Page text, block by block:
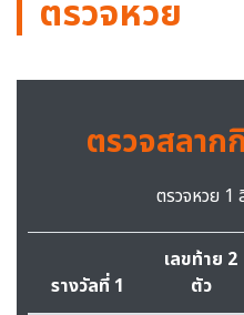
ตรวจหวย
ตรวจสลาก
ตรวจหวย 1
รางวัลที่ 1
เลขท้าย 2
ตัว